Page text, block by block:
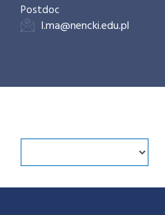
Postdoc
l.ma@nencki.edu.pl